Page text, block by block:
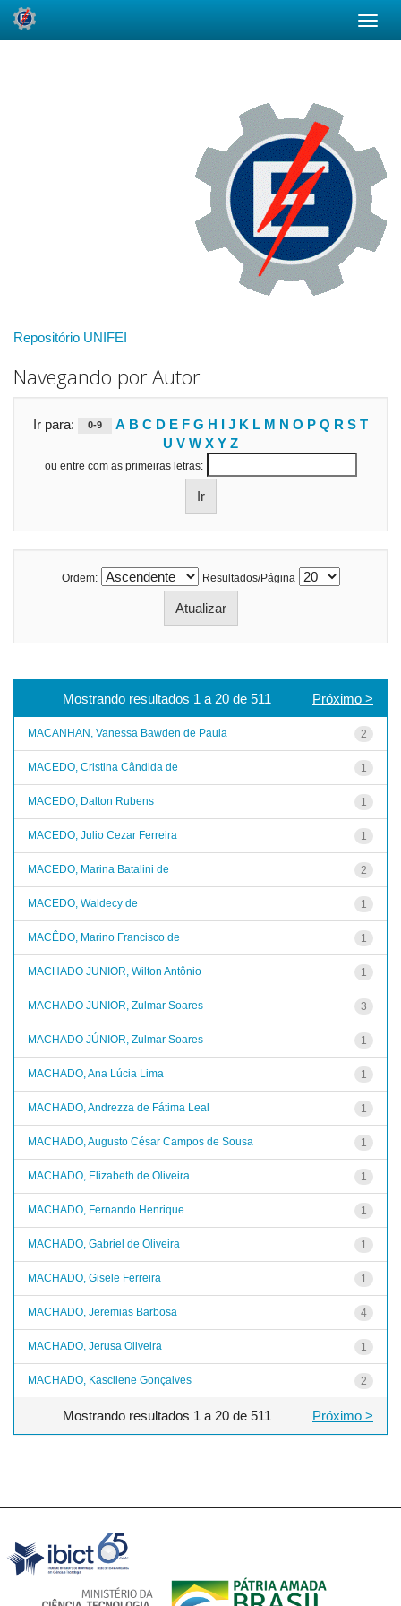
Repositório UNIFEI
Navegando por Autor
Ir para: 0-9 A B C D E F G H I J K L M N O P Q R S T
U V W X Y Z
ou entre com as primeiras letras:
Ordem: Resultados/Página
Mostrando resultados 1 a 20 de 511 Próximo >
MACANHAN, Vanessa Bawden de Paula 2
MACEDO, Cristina Cândida de 1
MACEDO, Dalton Rubens 1
MACEDO, Julio Cezar Ferreira 1
MACEDO, Marina Batalini de 2
MACEDO, Waldecy de 1
MACÊDO, Marino Francisco de 1
MACHADO JUNIOR, Wilton Antônio 1
MACHADO JUNIOR, Zulmar Soares 3
MACHADO JÚNIOR, Zulmar Soares 1
MACHADO, Ana Lúcia Lima 1
MACHADO, Andrezza de Fátima Leal 1
MACHADO, Augusto César Campos de Sousa 1
MACHADO, Elizabeth de Oliveira 1
MACHADO, Fernando Henrique 1
MACHADO, Gabriel de Oliveira 1
MACHADO, Gisele Ferreira 1
MACHADO, Jeremias Barbosa 4
MACHADO, Jerusa Oliveira 1
MACHADO, Kascilene Gonçalves 2
Mostrando resultados 1 a 20 de 511 Próximo >